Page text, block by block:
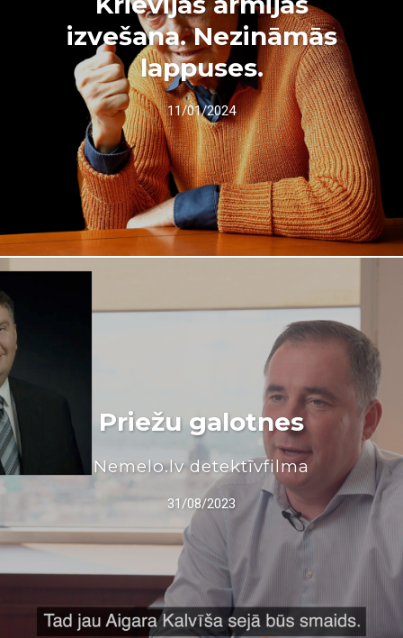
izvešana. Nezināmās
lappuses.
11/01/2024
Priežu galotnes
Nemelo.lv detektīvfilma
31/08/2023